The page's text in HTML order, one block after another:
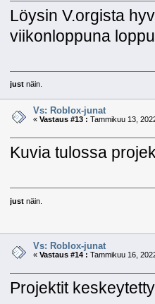
Löysin V.orgista
viikonloppuna
just näin.
Vs: Roblox-junat
« Vastaus #13 : Tammikuu 13,
Kuvia tulossa
just näin.
Vs: Roblox-junat
« Vastaus #14 : Tammikuu 16,
Projektit